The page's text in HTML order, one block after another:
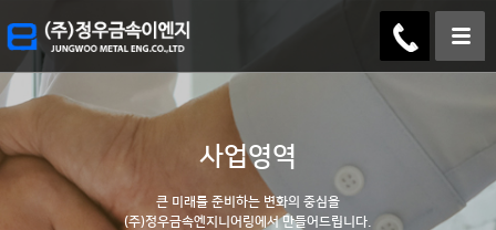
사업영역
큰 미래를 준비하는 변화의 중심을
(주)정우금속엔지니어링에서 만들어드립니다.